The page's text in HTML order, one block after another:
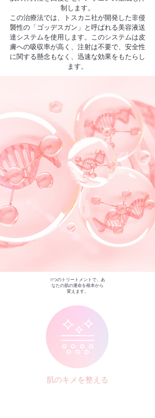
制します。
この治療法では、トスカニ社が開発した非侵
襲性の「ゴッデスガン」と呼ばれる美容液送
達システムを使用します。このシステムは皮
膚への吸収率が高く、注射は不要で、安全性
に関する懸念もなく、迅速な効果をもたらし
ます。
8つのトリートメントで、あ
なたの肌の運命を根本から
変えます。
肌のキメを整える